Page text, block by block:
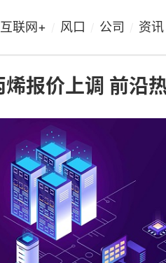
互联网+ 风口 公司 资讯
报价上调 前沿